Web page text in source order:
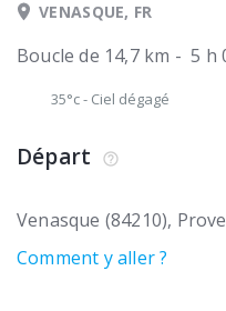
VENASQUE, FR
Boucle de 14,7 km - 5 h
35°c- Ciel dégagé
Départ
Venasque (84210)
Comment y aller ?